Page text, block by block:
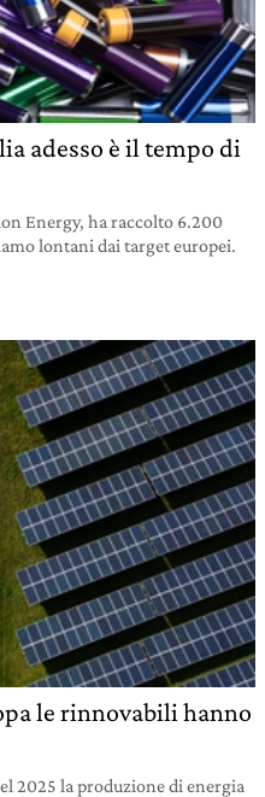
adesso è il tempo di
Energy, ha raccolto 6.200
lontani dai target europei.
le rinnovabili hanno
2025 la produzione di energia